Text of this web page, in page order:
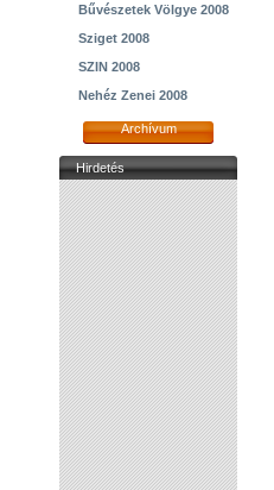
Bűvészetek Völgye 2008
Sziget 2008
SZIN 2008
Nehéz Zenei 2008
Archívum
Hirdetés